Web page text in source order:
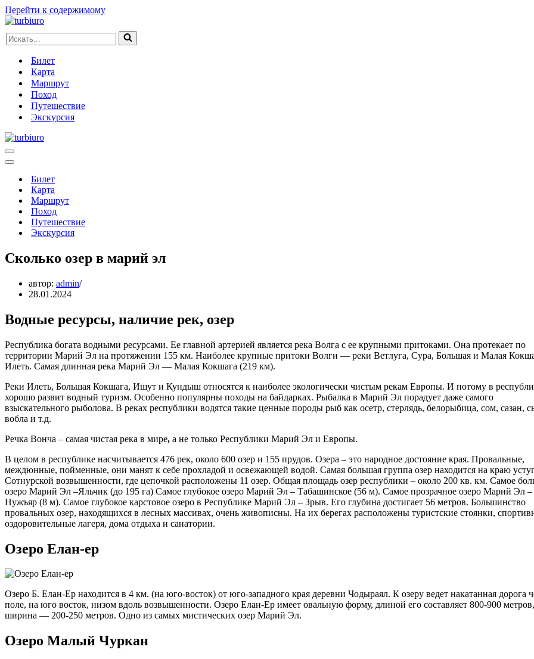
Перейти к содержимому
Искать...
Билет
Карта
Маршрут
Поход
Путешествие
Экскурсия
Меню
навигации
Меню
навигацииБилет
Карта
Маршрут
Поход
Путешествие
Экскурсия
Сколько озер в марий эл
автор: admin
28.01.2024
Водные ресурсы, наличие рек, озер
Республика богата водными ресурсами. Ее главной артерией является река Волга с ее крупными притоками. Она протекает по
территории Марий Эл на протяжении 155 км. Наиболее крупные притоки Волги — реки Ветлуга, Сура, Большая и Малая
Илеть. Самая длинная река Марий Эл — Малая Кокшага (219 км).
Реки Илеть, Большая Кокшага, Ишут и Кундыш относятся к наиболее экологически чистым рекам Европы. И потому в
хорошо развит водный туризм. Особенно популярны походы на байдарках. Рыбалка в Марий Эл порадует даже самого
взыскательного рыболова. В реках республики водятся такие ценные породы рыб как осетр, стерлядь, белорыбица, сом, сазан,
вобла и т.д.
Речка Вонча – самая чистая река в мире, а не только Республики Марий Эл и Европы.
В целом в республике насчитывается 476 рек, около 600 озер и 155 прудов. Озера – это народное достояние края. Провальные,
междюнные, пойменные, они манят к себе прохладой и освежающей водой. Самая большая группа озер находится на краю
Сотнурской возвышенности, где цепочкой расположены 11 озер. Общая площадь озер республики – около 200 кв. км. Самое
озеро Марий Эл –Яльчик (до 195 га) Самое глубокое озеро Марий Эл – Табашинское (56 м). Самое прозрачное озеро Марий Эл –
Нужъяр (8 м). Самое глубокое карстовое озеро в Республике Марий Эл – Зрыв. Его глубина достигает 56 метров. Большинство
провальных озер, находящихся в лесных массивах, очень живописны. На их берегах расположены туристские стоянки,
оздоровительные лагеря, дома отдыха и санатории.
Озеро Елан-ер
Озеро Б. Елан-Ер находится в 4 км. (на юго-восток) от юго-западного края деревни Чодыраял. К озеру ведет накатанная дорога
поле, на юго восток, низом вдоль возвышенности. Озеро Елан-Ер имеет овальную форму, длиной его составляет 800-900
ширина — 200-250 метров. Одно из самых мистических озер Марий Эл.
Озеро Малый Чуркан